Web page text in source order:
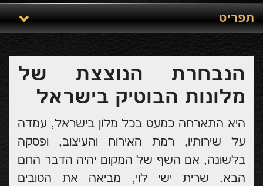
תפריט
הנבחרת הנוצצת של
מלונות הבוטיק בישראל
היא התארחה כמעט בכל מלון בישראל, עמדה
על שירותיו, רמת האירוח והעיצוב, ופסקה
בלשונה, אם השף של המקום יהיה הדבר החם
הבא. שרית ישי לוי, מביאה את הטובים